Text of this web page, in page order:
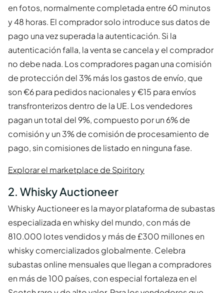
en fotos, normalmente completada entre 60 minutos
y 48 horas. El comprador solo introduce sus datos de
pago una vez superada la autenticación. Si la
autenticación falla, la venta se cancela y el comprador
no debe nada. Los compradores pagan una comisión
de protección del 3% más los gastos de envío, que
son €6 para pedidos nacionales y €15 para envíos
transfronterizos dentro de la UE. Los vendedores
pagan un total del 9%, compuesto por un 6% de
comisión y un 3% de comisión de procesamiento de
pago, sin comisiones de listado en ninguna fase.
Explorar el marketplace de Spiritory
2. Whisky Auctioneer
Whisky Auctioneer es la mayor plataforma de subastas
especializada en whisky del mundo, con más de
810.000 lotes vendidos y más de £300 millones en
whisky comercializados globalmente. Celebra
subastas online mensuales que llegan a compradores
en más de 100 países, con especial fortaleza en el